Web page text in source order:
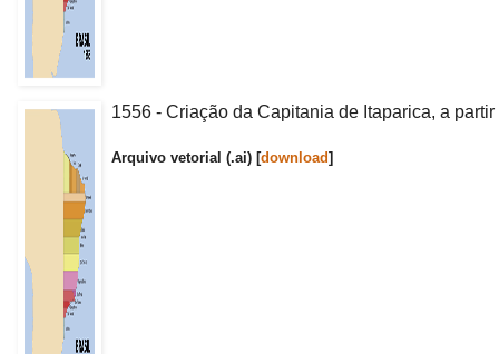
1556 - Criação da Capitania de Itaparica, a
Arquivo vetorial (.ai) [download]